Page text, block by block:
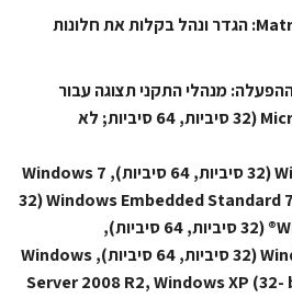
תוכנת Matrox PowerDesk: הגדר ונהל בקלות את חלונות
מנהלי התקני תצוגה עבור
Microsoft® Windows® 10 (32 סיביות, 64 סיביות; לא
Windows Server® 2012 (32 סיביות, 64 סיביות), Windows 7
(32 סיביות, 64- קצת), Windows Embedded Standard 7 (32
Windows Server 2008 R1 (32 סיביות, 64 סיביות), Windows
Server 2008 R2, Windows XP